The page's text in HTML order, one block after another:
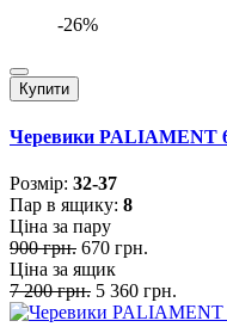
-26%
Купити
Черевики PALIAMENT
Розмiр: 32-37
Пар в ящику: 8
Ціна за пару
900 грн. 670 грн.
Ціна за ящик
7 200 грн. 5 360 грн.